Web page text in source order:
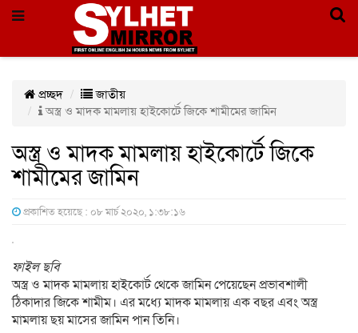
প্রচ্ছদ
জাতীয়
অস্ত্র ও মাদক মামলায় হাইকোর্টে জিকে শামীমের জামিন
অস্ত্র ও মাদক মামলায় হাইকোর্টে জিকে
শামীমের জামিন
প্রকাশিত হয়েছে : ০৮ মার্চ ২০২০, ১:৩৮:১৬
ফাইল ছবি
অস্ত্র ও মাদক মামলায় হাইকোর্ট থেকে জামিন পেয়েছেন প্রভাবশালী
ঠিকাদার জিকে শামীম। এর মধ্যে মাদক মামলায় এক বছর এবং অস্ত্র
মামলায় ছয় মাসের জামিন পান তিনি।